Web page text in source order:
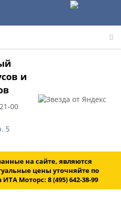
и
00
5
на сайте, являются
цены уточняйте по
ИТА Моторс: 8 (495) 642-38-99